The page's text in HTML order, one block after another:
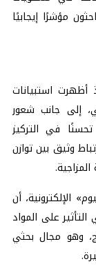
مؤشرًا إيجابيًا
أظهرت استبيانات
إلى جانب شعور
في التركيز
وثيق بين توازن
الإلكترونية، أن
على المواد
وهو مجال بحثي